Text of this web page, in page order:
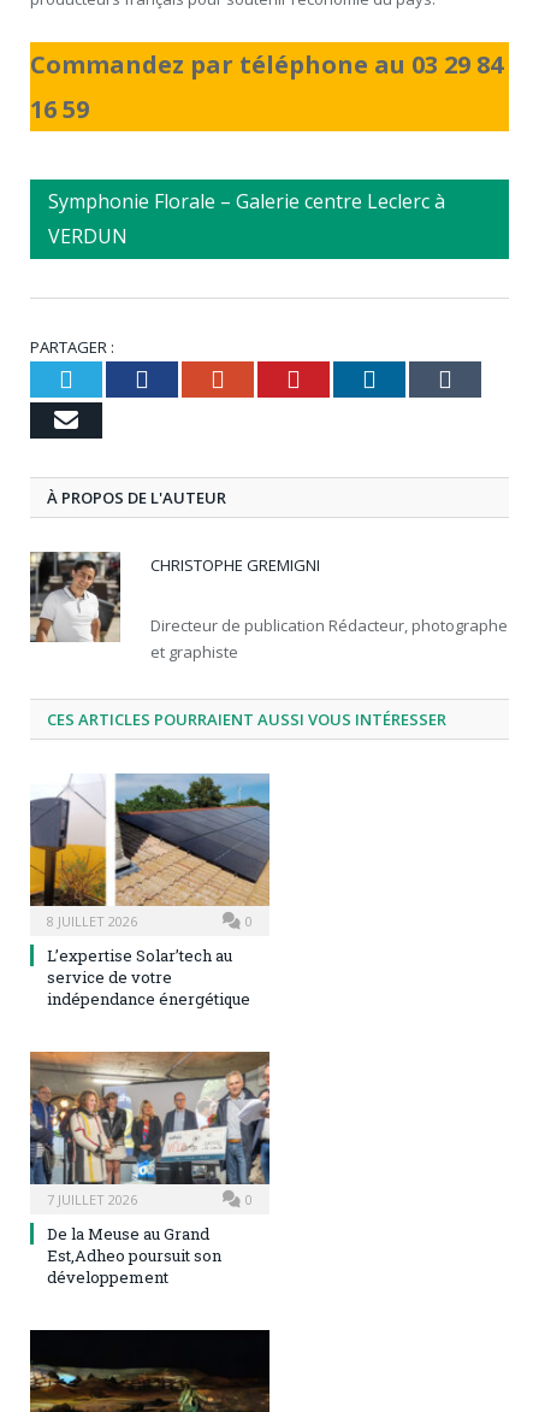
Commandez par téléphone au 03 29 84
16 59
Symphonie Florale – Galerie centre Leclerc à
VERDUN
PARTAGER :
TwitterFacebookGoogle+Pinterest
LinkedIn
Email
À PROPOS DE L'AUTEUR
CHRISTOPHE GREMIGNI
Directeur de publication Rédacteur, photographe
et graphiste
CES ARTICLES POURRAIENT AUSSI VOUS INTÉRESSER
8 JUILLET 2026 0
L’expertise Solar’tech au
service de votre
indépendance énergétique
7 JUILLET 2026 0
De la Meuse au Grand
Est,Adheo poursuit son
développement